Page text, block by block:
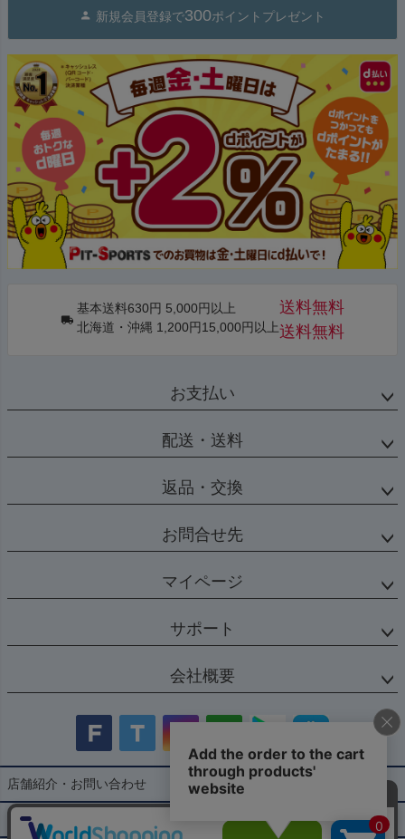
新規会員登録で300ポイントプレゼント
基本送料630円 5,000円以上
北海道・沖縄 1,200円15,000円以上
送料無料
送料無料
お支払い
配送・送料
返品・交換
お問合せ先
マイページ
サポート
会社概要
店舗紹介・お問い合わせ
特定商取引法に基づく表示